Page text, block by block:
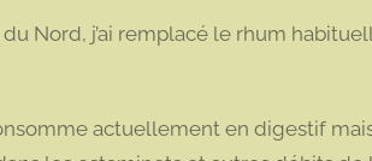
Nord, j’ai remplacé le rhum
actuellement en digestif